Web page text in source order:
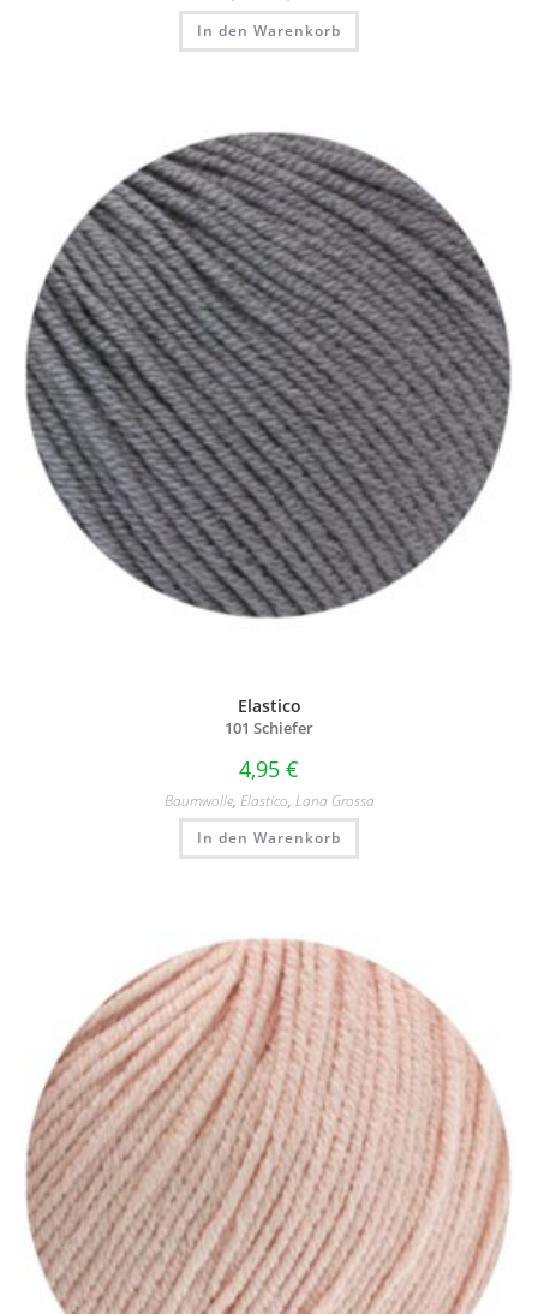
In den Warenkorb
Elastico
101 Schiefer
4,95 €
Baumwolle, Elastico, Lana Grossa
In den Warenkorb